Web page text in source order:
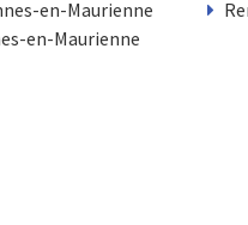
en-Maurienne
en-Maurienne